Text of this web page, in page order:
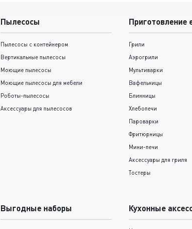
Пылесосы
Пылесосы с контейнером
Вертикальные пылесосы
Моющие пылесосы
Моющие пылесосы для мебели
Роботы-пылесосы
Аксессуары для пылесосов
Приготовление
Грили
Аэрогрили
Мультиварки
Вафельницы
Блинницы
Хлебопечи
Пароварки
Фритюрницы
Мини-печи
Аксессуары для гриля
Тостеры
Выгодные наборы Кухонные